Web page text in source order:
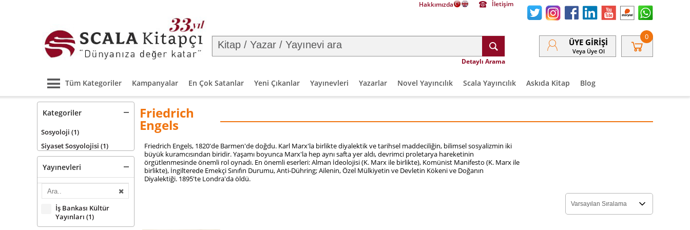
Hakkımızda İletişim
Detaylı Arama
ÜYE GIRIŞI
Veya Üye Ol
0
Tüm Kategoriler Kampanyalar En Çok Satanlar Yeni Çıkanlar Yayınevleri Yazarlar Novel Yayıncılık Scala Yayıncılık Askıda Kitap Blog
Kategoriler
Sosyoloji (1)
Siyaset Sosyolojisi (1)
Yayınevleri
İş Bankası Kültür
Yayınları (1)
Friedrich
Engels
Friedrich Engels, 1820'de Barmen'de doğdu. Karl Marx'la birlikte diyalektik ve tarihsel maddeciliğin, bilimsel sosyalizmin iki
büyük kuramcısından biridir. Yaşamı boyunca Marx'la hep aynı safta yer aldı, devrimci proletarya hareketinin
örgütlenmesinde önemli rol oynadı. En önemli eserleri: Alman İdeolojisi (K. Marx ile birlikte), Komünist Manifesto (K. Marx ile
birlikte), İngilterede Emekçi Sınıfın Durumu, Anti-Dühring; Ailenin, Özel Mülkiyetin ve Devletin Kökeni ve Doğanın
Diyalektiği. 1895'te Londra'da öldü.